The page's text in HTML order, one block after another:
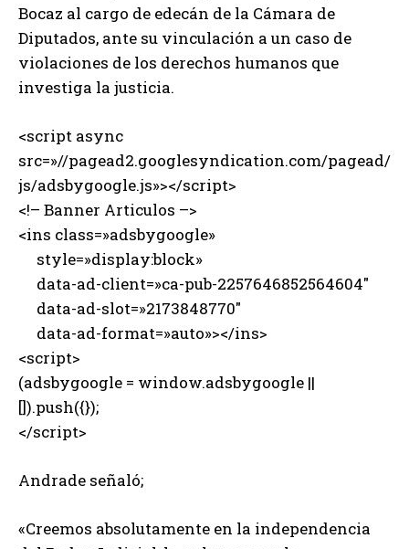
Bocaz al cargo de edecán de la Cámara de
Diputados, ante su vinculación a un caso de
violaciones de los derechos humanos que
investiga la justicia.
<script async
src=»//pagead2.googlesyndication.com/pagead/
js/adsbygoogle.js»></script>
<!– Banner Articulos –>
<ins class=»adsbygoogle»
style=»display:block»
data-ad-client=»ca-pub-2257646852564604″
data-ad-slot=»2173848770″
data-ad-format=»auto»></ins>
<script>
(adsbygoogle = window.adsbygoogle ||
[]).push({});
</script>
Andrade señaló;
«Creemos absolutamente en la independencia